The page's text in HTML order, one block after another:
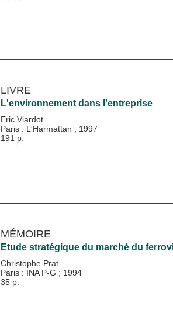
LIVRE
L'environnement dans l'entreprise
Eric Viardot
Paris : L'Harmattan ; 1997
191 p.
MÉMOIRE
Etude stratégique du marché du
Christophe Prat
Paris : INA P-G ; 1994
35 p.